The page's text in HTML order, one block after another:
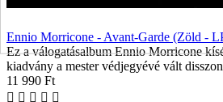
Ennio Morricone - Avant-Garde (Zöld -
Ez a válogatásalbum Ennio Morricone
kiadvány a mester védjegyévé vált
11 990 Ft